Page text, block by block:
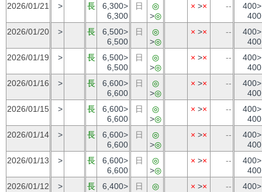
2026/01/21
> 長
6,300>
6,300
日
◎
>◎
× >× --
400>
400
2026/01/20
> 長
6,500>
6,500
日
◎
>◎
× >× --
400>
400
2026/01/19
> 長
6,500>
6,500
日
◎
>◎
× >× --
400>
400
2026/01/16
> 長
6,600>
6,600
日
◎
>◎
× >× --
400>
400
2026/01/15
> 長
6,600>
6,600
日
◎
>◎
× >× --
400>
400
2026/01/14
> 長
6,600>
6,600
日
◎
>◎
× >× --
400>
400
2026/01/13
> 長
6,600>
6,600
日
◎
>◎
× >× --
400>
400
2026/01/12
> 長
6,400>
日
◎
× >× --
400>